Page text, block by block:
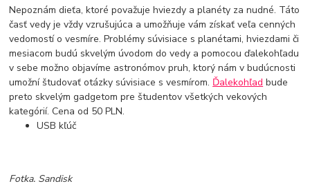
Nepoznám dieťa, ktoré považuje hviezdy a planéty za nudné. Táto
časť vedy je vždy vzrušujúca a umožňuje vám získať veľa cenných
vedomostí o vesmíre. Problémy súvisiace s planétami, hviezdami či
mesiacom budú skvelým úvodom do vedy a pomocou ďalekohľadu
v sebe možno objavíme astronómov pruh, ktorý nám v budúcnosti
umožní študovať otázky súvisiace s vesmírom. Ďalekohľad bude
preto skvelým gadgetom pre študentov všetkých vekových
kategórií. Cena od 50 PLN.
USB kľúč
Fotka. Sandisk